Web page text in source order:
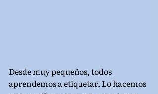
Desde muy pequeños, todos
aprendemos a etiquetar. Lo hacemos